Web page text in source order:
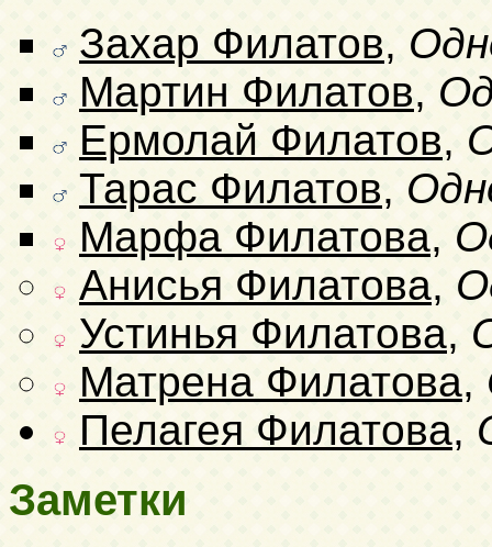
Захар Филатов,
Мартин Филатов,
Ермолай Филатов,
Тарас Филатов,
Марфа Филатова,
Анисья Филатова,
Устинья Филатова,
Матрена Филатова,
Пелагея Филатова,
Заметки